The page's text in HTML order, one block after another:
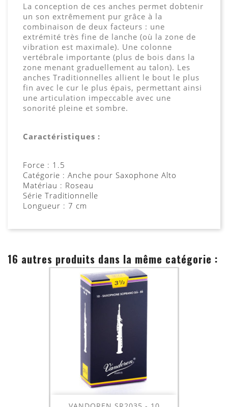
La conception de ces anches permet dobtenir
un son extrêmement pur grâce à la
combinaison de deux facteurs : une
extrémité très fine de lanche (où la zone de
vibration est maximale). Une colonne
vertébrale importante (plus de bois dans la
zone menant graduellement au talon). Les
anches Traditionnelles allient le bout le plus
fin avec le cur le plus épais, permettant ainsi
une articulation impeccable avec une
sonorité pleine et sombre.
Caractéristiques :
Force : 1.5
Catégorie : Anche pour Saxophone Alto
Matériau : Roseau
Série Traditionnelle
Longueur : 7 cm
16 autres produits dans la même catégorie :